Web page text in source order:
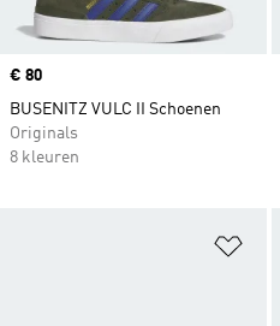
Price
€ 80
BUSENITZ VULC II Schoenen
Originals
8 kleuren